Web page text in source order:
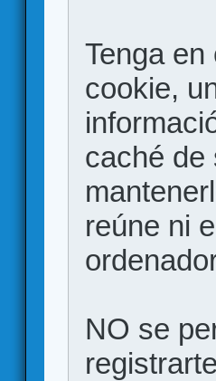
Tenga
cookie,
caché de
reúne ni
NO se